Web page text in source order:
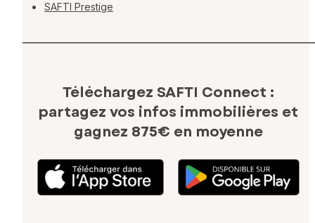
SAFTI Prestige
Téléchargez SAFTI Connect :
partagez vos infos immobilières et
gagnez 875€ en moyenne